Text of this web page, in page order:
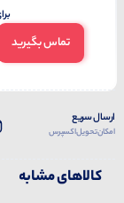
تماس بگیرید
ارسال سریع
امکان تحویل اکسپرس
کالاهای مشابه